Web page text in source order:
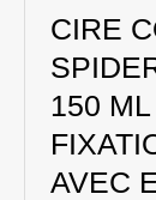
CIRE
150
AVEC